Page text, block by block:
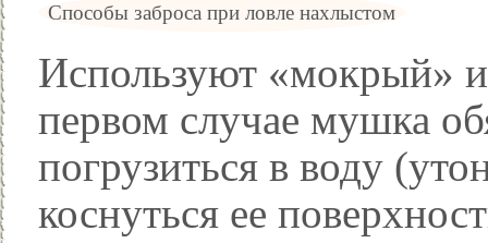
Способы заброса при ловле нахлыстом
Используют «мокрый»
первом случае мушка
погрузиться в воду
коснуться ее